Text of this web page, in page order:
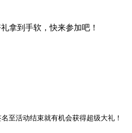
拿到手软，快来参加吧！
至活动结束就有机会获得超级大礼！